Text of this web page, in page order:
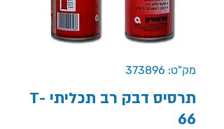
מק"ט: 373896
תרסיס דבק רב תכליתי T-
66